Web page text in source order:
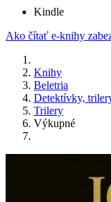
Kindle
Ako čítať e-knihy
Knihy
Beletria
Detektívky,
Trilery
Výkupné